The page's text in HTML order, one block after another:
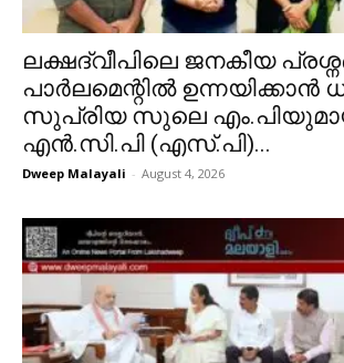
ലക്ഷദ്വീപിലെ ജനകീയ
പാർലമെന്റിൽ ഉന്നയിക്കാൻ
സുപ്രിയ സുലെ
എൻ.സി.പി (എസ്.പി)...
Dweep Malayali - August 4, 2026